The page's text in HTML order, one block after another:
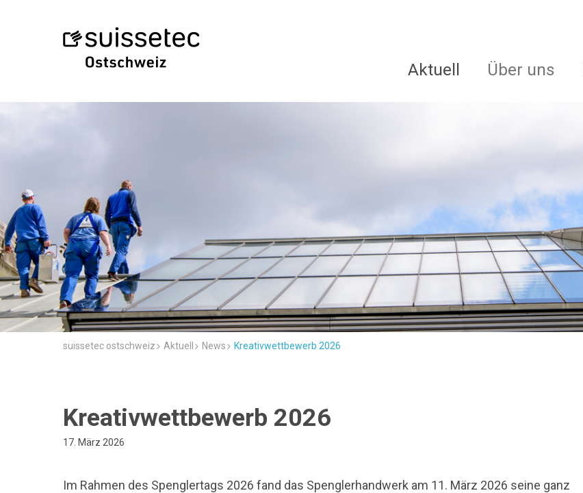
Aktuell Über uns
suissetec ostschweiz Aktuell News Kreativwettbewerb 2026
Kreativwettbewerb 2026
17. März 2026
Im Rahmen des Spenglertags 2026 fand das Spenglerhandwerk am 11. März 2026 seine ganz